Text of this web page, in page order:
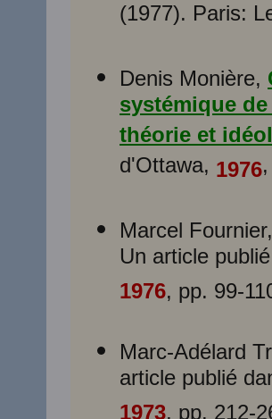
(1977). Paris:
Denis Monière,
systémique
théorie et
d'Ottawa, 1976
Marcel
Un article
1976, pp. 99-
Marc-Adélard
article publié
1973, pp. 212-